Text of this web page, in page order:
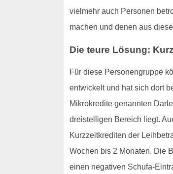
vielmehr auch Personen
machen und denen aus
Die teure Lösung:
Für diese Personengruppe
entwickelt und hat sich dort
Mikrokredite genannten
dreistelligen Bereich liegt.
Kurzzeitkrediten der
Wochen bis 2 Monaten. Die
einen negativen Schufa-